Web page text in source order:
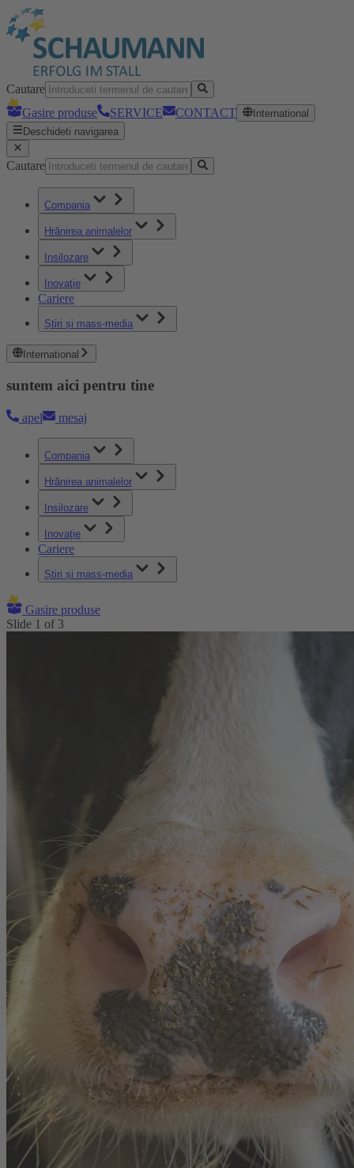
Cautare
Gasire produse
SERVICE CONTACT
International
Deschideti navigarea
Cautare
Compania
Hrănirea animalelor
Insilozare
Inovaţie
Cariere
Știri și mass-media
International
suntem aici pentru tine
apel mesaj
Compania
Hrănirea animalelor
Insilozare
Inovaţie
Cariere
Știri și mass-media
Gasire produse
Slide 1 of 3